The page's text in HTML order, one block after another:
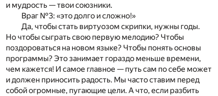
и мудрость — твои союзники.
Враг №3: «это долго и сложно!»
Да, чтобы стать виртуозом скрипки, нужны годы.
Но чтобы сыграть свою первую мелодию? Чтобы
поздороваться на новом языке? Чтобы понять основы
программы? Это занимает гораздо меньше времени,
чем кажется! И самое главное — путь сам по себе может
и должен приносить радость. Мы часто ставим перед
собой огромные, пугающие цели. А что, если разбить